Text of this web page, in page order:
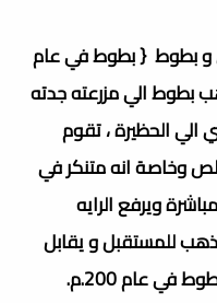
و بطوط { بطوط في عام
بطوط الي مزرعته جدته
الي الحظيرة ، تقوم
لص وخاصة انه متنكر في
ويرفع الرايه
للمستقبل و يقابل
عام 200.م.